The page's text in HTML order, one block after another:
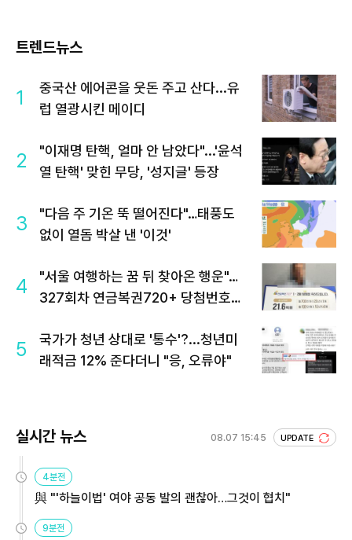
트렌드뉴스
1
중국산 에어콘을 웃돈 주고 산다...유
럽 열광시킨 메이디
2
"이재명 탄핵, 얼마 안 남았다"...'윤석
열 탄핵' 맞힌 무당, '성지글' 등장
3
"다음 주 기온 뚝 떨어진다"…태풍도
없이 열돔 박살 낸 '이것'
4
"서울 여행하는 꿈 뒤 찾아온 행운"…
327회차 연금복권720+ 당첨번호조
5
국가가 청년 상대로 '통수'?...청년미
래적금 12% 준다더니 "응, 오류야"
실시간 뉴스 08.07 15:45 UPDATE
4분전
與 "'하늘이법' 여야 공동 발의 괜찮아…그것이 협치"
9분전